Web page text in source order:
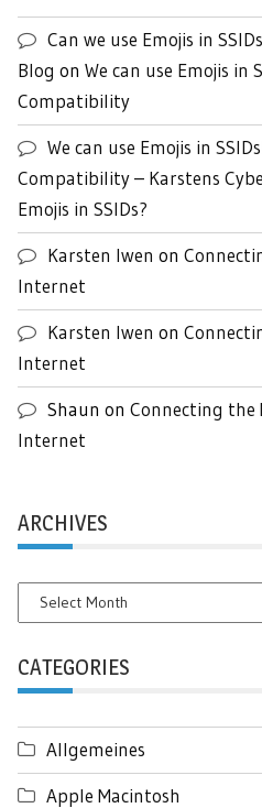
Can we use Emojis in
Blog on We can use Emojis in
Compatibility
We can use Emojis in
Compatibility – Karstens
Emojis in SSIDs?
Karsten Iwen on
Internet
Karsten Iwen on
Internet
Shaun on Connecting the
Internet
ARCHIVES
Archives
CATEGORIES
Allgemeines
Apple Macintosh